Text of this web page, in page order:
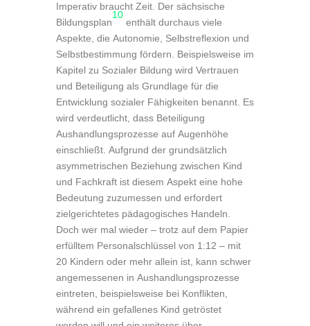
Imperativ braucht Zeit. Der sächsische
Bildungsplan
10
enthält durchaus viele
Aspekte, die Autonomie, Selbstreflexion und
Selbstbestimmung fördern. Beispielsweise im
Kapitel zu Sozialer Bildung wird Vertrauen
und Beteiligung als Grundlage für die
Entwicklung sozialer Fähigkeiten benannt. Es
wird verdeutlicht, dass Beteiligung
Aushandlungsprozesse auf Augenhöhe
einschließt. Aufgrund der grundsätzlich
asymmetrischen Beziehung zwischen Kind
und Fachkraft ist diesem Aspekt eine hohe
Bedeutung zuzumessen und erfordert
zielgerichtetes pädagogisches Handeln.
Doch wer mal wieder – trotz auf dem Papier
erfülltem Personalschlüssel von 1:12 – mit
20 Kindern oder mehr allein ist, kann schwer
angemessenen in Aushandlungsprozesse
eintreten, beispielsweise bei Konflikten,
während ein gefallenes Kind getröstet